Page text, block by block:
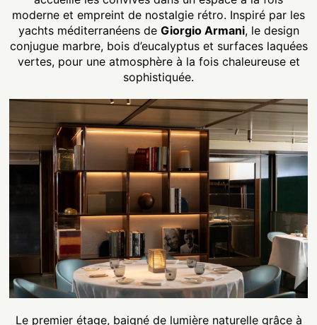
moderne et empreint de nostalgie rétro. Inspiré par les
yachts méditerranéens de Giorgio Armani, le design
conjugue marbre, bois d’eucalyptus et surfaces laquées
vertes, pour une atmosphère à la fois chaleureuse et
sophistiquée.
Le premier étage, baigné de lumière naturelle grâce à